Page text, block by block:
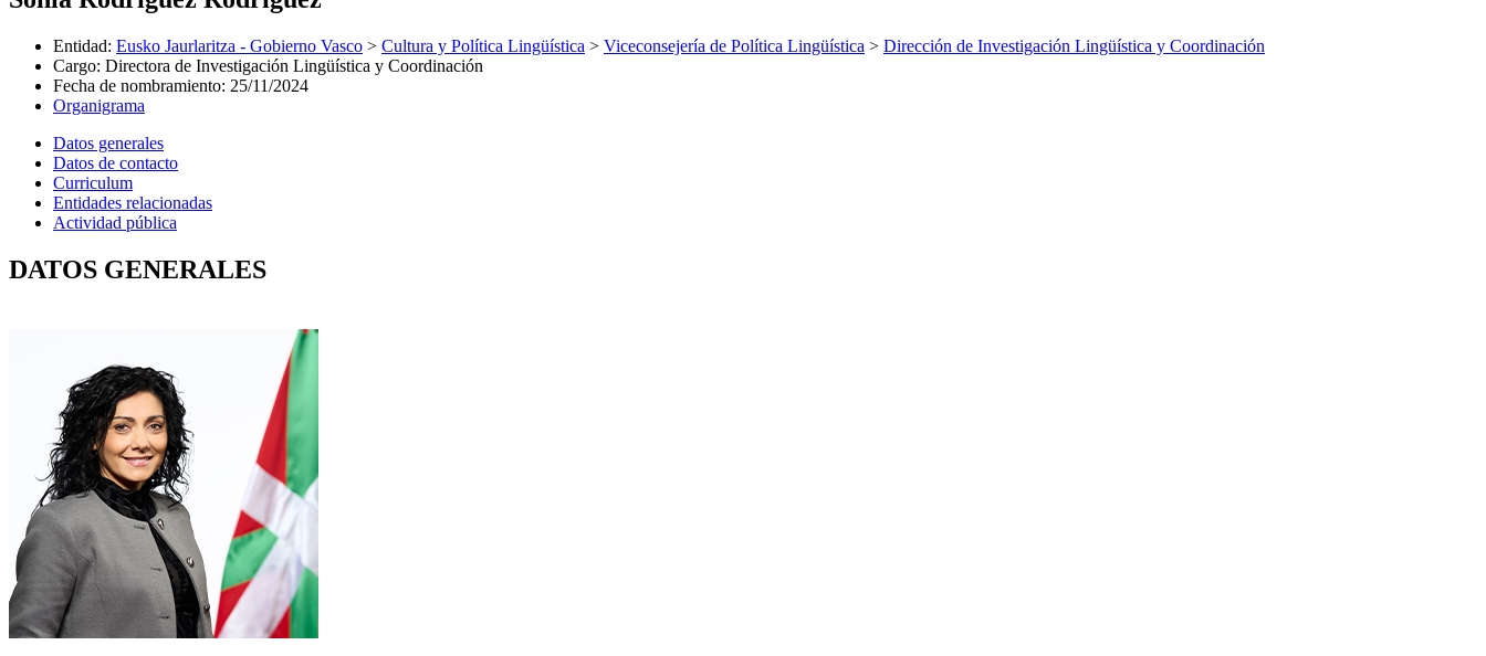
Entidad: Eusko Jaurlaritza - Gobierno Vasco > Cultura y Política Lingüística > Viceconsejería de Política Lingüística > Dirección de Investigación Lingüística y Coordinación
Cargo: Directora de Investigación Lingüística y Coordinación
Fecha de nombramiento: 25/11/2024
Organigrama
Datos generales
Datos de contacto
Curriculum
Entidades relacionadas
Actividad pública
DATOS GENERALES